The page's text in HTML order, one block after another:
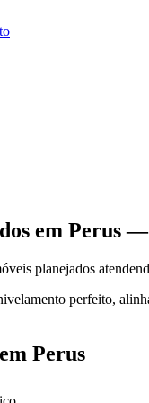
em Perus—
planejados
perfeito,
Perus